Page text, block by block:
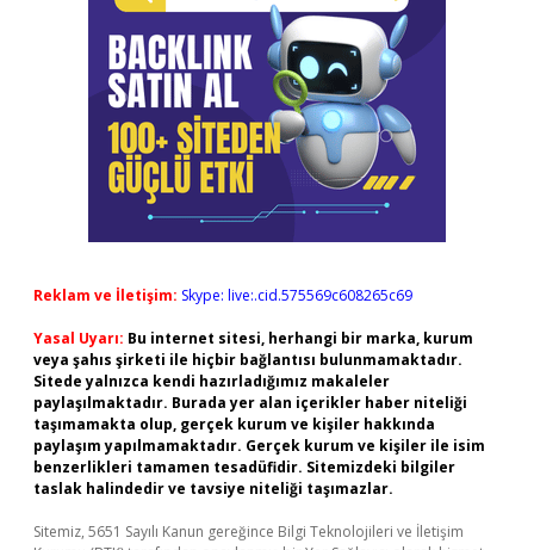
Reklam ve İletişim: Skype: live:.cid.575569c608265c69
Yasal Uyarı: Bu internet sitesi, herhangi bir marka, kurum
veya şahıs şirketi ile hiçbir bağlantısı bulunmamaktadır.
Sitede yalnızca kendi hazırladığımız makaleler
paylaşılmaktadır. Burada yer alan içerikler haber niteliği
taşımamakta olup, gerçek kurum ve kişiler hakkında
paylaşım yapılmamaktadır. Gerçek kurum ve kişiler ile isim
benzerlikleri tamamen tesadüfidir. Sitemizdeki bilgiler
taslak halindedir ve tavsiye niteliği taşımazlar.
Sitemiz, 5651 Sayılı Kanun gereğince Bilgi Teknolojileri ve İletişim